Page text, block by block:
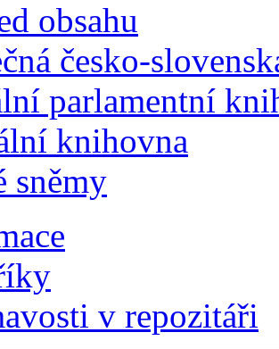
obsahu
česko-
parlamentní
knihovna
sněmy
v repozitáři